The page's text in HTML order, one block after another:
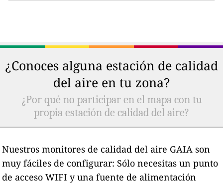
¿Conoces alguna estación de calidad
del aire en tu zona?
¿Por qué no participar en el mapa con tu
propia estación de calidad del aire?
Nuestros monitores de calidad del aire GAIA son
muy fáciles de configurar: Sólo necesitas un punto
de acceso WIFI y una fuente de alimentación